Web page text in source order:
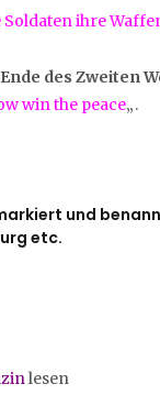
ihre
des Zweiten
win the peace„.
und
etc.
lesen